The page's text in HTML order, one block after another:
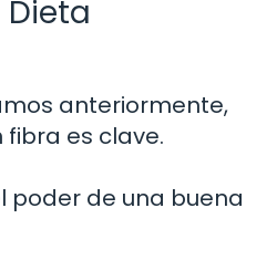
anteriormente,
es clave.
poder de una buena